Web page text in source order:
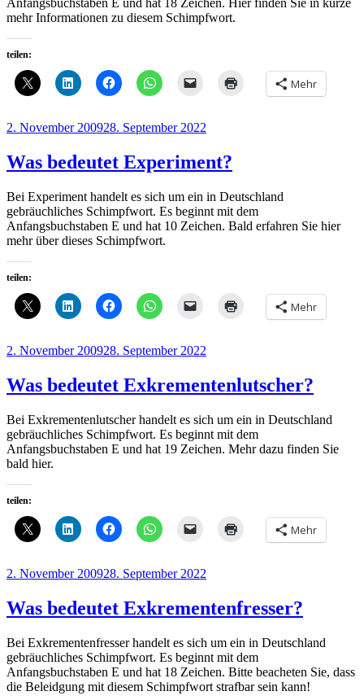
Anfangsbuchstaben E und hat 18 Zeichen. Hier finden Sie in kürze
mehr Informationen zu diesem Schimpfwort.
teilen:
Mehr
Veröffentlicht
2. November 200928. September 2022
Was bedeutet Experiment?
Bei Experiment handelt es sich um ein in Deutschland
gebräuchliches Schimpfwort. Es beginnt mit dem
Anfangsbuchstaben E und hat 10 Zeichen. Bald erfahren Sie hier
mehr über dieses Schimpfwort.
teilen:
Mehr
Veröffentlicht
2. November 200928. September 2022
Was bedeutet Exkrementenlutscher?
Bei Exkrementenlutscher handelt es sich um ein in Deutschland
gebräuchliches Schimpfwort. Es beginnt mit dem
Anfangsbuchstaben E und hat 19 Zeichen. Mehr dazu finden Sie
bald hier.
teilen:
Mehr
Veröffentlicht
2. November 200928. September 2022
Was bedeutet Exkrementenfresser?
Bei Exkrementenfresser handelt es sich um ein in Deutschland
gebräuchliches Schimpfwort. Es beginnt mit dem
Anfangsbuchstaben E und hat 18 Zeichen. Bitte beacheten Sie, dass
die Beleidgung mit diesem Schimpfwort strafbar sein kann!